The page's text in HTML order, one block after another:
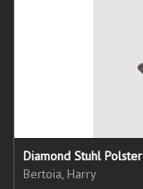
Diamond Stuhl Polster
Bertoia, Harry